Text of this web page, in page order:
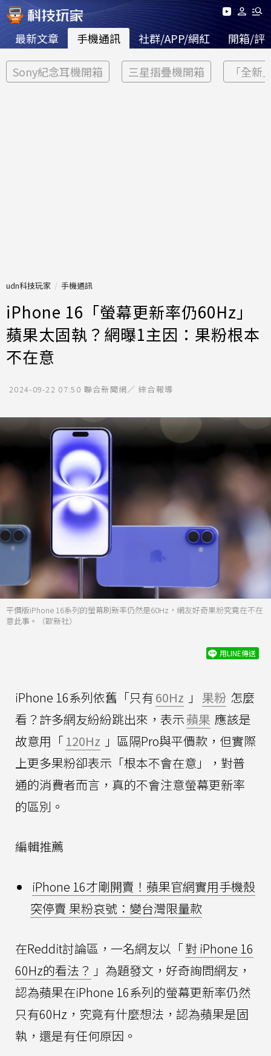
最新文章 手機通訊 社群/APP/網紅 開箱/評
Sony紀念耳機開箱 三星摺疊機開箱 「全新
udn科技玩家 手機通訊
iPhone 16「螢幕更新率仍60Hz」
蘋果太固執？網曝1主因：果粉根本
不在意
2024-09-22 07:50 聯合新聞網／ 綜合報導
平價版iPhone 16系列的螢幕刷新率仍然是60Hz，網友好奇果粉究竟在不在
意此事。（歐新社）
用LINE傳送
iPhone 16系列依舊「只有60Hz 」 果粉 怎麼
看？許多網友紛紛跳出來，表示蘋果 應該是
故意用「120Hz 」區隔Pro與平價款，但實際
上更多果粉卻表示「根本不會在意」，對普
通的消費者而言，真的不會注意螢幕更新率
的區別。
編輯推薦
iPhone 16才剛開賣！蘋果官網實用手機殼
突停賣 果粉哀號：變台灣限量款
在Reddit討論區，一名網友以「對 iPhone 16
60Hz的看法？ 」為題發文，好奇詢問網友，
認為蘋果在iPhone 16系列的螢幕更新率仍然
只有60Hz，究竟有什麼想法，認為蘋果是固
執，還是有任何原因。